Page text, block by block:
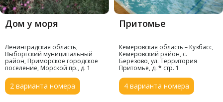
Дом у моря
Ленинградская область,
Выборгский муниципальный
район, Приморское городское
поселение, Морской пр., д. 1
2 варианта номера
Притомье
Кемеровская область – Кузбасс,
Кемеровский район, с.
Березово, ул. Территория
Притомье, д. * стр. 1
4 варианта номера